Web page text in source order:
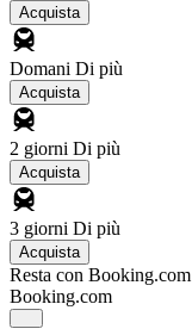
Acquista
Domani Di più
Acquista
2 giorni Di più
Acquista
3 giorni Di più
Acquista
Resta con Booking.com
Booking.com